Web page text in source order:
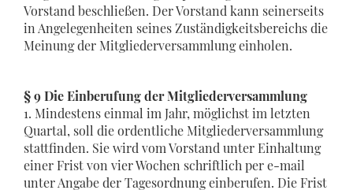
Vorstand beschließen. Der Vorstand kann seinerseits
in Angelegenheiten seines Zuständigkeitsbereichs die
Meinung der Mitgliederversammlung einholen.
§ 9 Die Einberufung der Mitgliederversammlung
1. Mindestens einmal im Jahr, möglichst im letzten
Quartal, soll die ordentliche Mitgliederversammlung
stattfinden. Sie wird vom Vorstand unter Einhaltung
einer Frist von vier Wochen schriftlich per e-mail
unter Angabe der Tagesordnung einberufen. Die Frist